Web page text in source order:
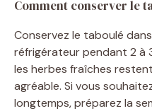
Comment conserver le
Conservez le taboulé
réfrigérateur pendant 2 à
les herbes fraîches
agréable. Si vous
longtemps, préparez la